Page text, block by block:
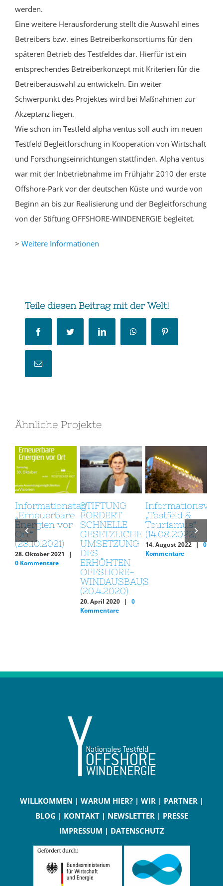
werden.
Eine weitere Herausforderung stellt die Auswahl eines
Betreibers bzw. eines Betreiberkonsortiums für den
späteren Betrieb des Testfeldes dar. Hierfür ist ein
entsprechendes Betreiberkonzept mit Kriterien für die
Betreiberauswahl zu entwickeln. Ein weiter
Schwerpunkt des Projektes wird bei Maßnahmen zur
Akzeptanz liegen.
Wie schon im Testfeld alpha ventus soll auch im neuen
Testfeld Begleitforschung in Kooperation von Wirtschaft
und Forschungseinrichtungen stattfinden. Alpha ventus
war mit der Inbetriebnahme im Frühjahr 2010 der erste
Offshore-Park vor der deutschen Küste und wurde von
Beginn an bis zur Realisierung und der Begleitforschung
von der Stiftung OFFSHORE-WINDENERGIE begleitet.
> Weitere Informationen
Teile diesen Beitrag mit der Welt!
FacebookTwitter LinkedIn WhatsApp
E-
Ähnliche Projekte
Informationstag
„Erneuerbare
Energien vor
Ort“
(28.10.2021)
28. Oktober 2021
|
0 Kommentare
STIFTUNG
FORDERT
SCHNELLE
GESETZLICHE
UMSETZUNG
DES
ERHÖHTEN
OFFSHORE-
WINDAUSBAUS
(20.4.2020)
20. April 2020 |
0
Kommentare
„Testfeld &
Tourismus“
(14.08.2022)
14. August 2022 | 0
Kommentare
WILLKOMMEN | WARUM HIER?| WIR | PARTNER |
BLOG | KONTAKT| NEWSLETTER | PRESSE
IMPRESSUM | DATENSCHUTZ